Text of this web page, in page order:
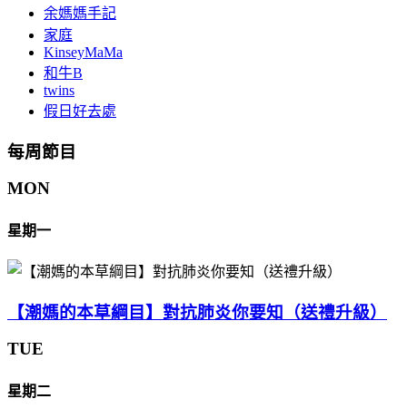
余媽媽手記
家庭
KinseyMaMa
和牛B
twins
假日好去處
每周節目
MON
星期一
【潮媽的本草綱目】對抗肺炎你要知（送禮升級）
TUE
星期二